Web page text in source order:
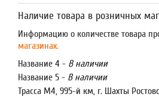
Наличие товара в розничных
Информацию о количестве товара
магазинах.
Название 4 - В наличии
Название 5 - В наличии
Трасса М4, 995-й км, г. Шахты